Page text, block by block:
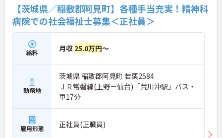
【茨城県／稲敷郡阿見町】各種手当充実！精神科
病院での社会福祉士募集＜正社員＞
給料 月収 25.0万円～
勤務地
茨城県 稲敷郡阿見町 若栗2584
ＪＲ常磐線(上野－仙台)「荒川沖駅」バス・
車17分
雇用形態 正社員(正職員)